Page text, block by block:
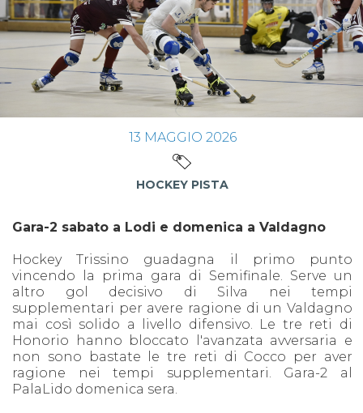
13 MAGGIO 2026
HOCKEY PISTA
Gara-2 sabato a Lodi e domenica a Valdagno
Hockey Trissino guadagna il primo punto
vincendo la prima gara di Semifinale. Serve un
altro gol decisivo di Silva nei tempi
supplementari per avere ragione di un Valdagno
mai così solido a livello difensivo. Le tre reti di
Honorio hanno bloccato l'avanzata avversaria e
non sono bastate le tre reti di Cocco per aver
ragione nei tempi supplementari. Gara-2 al
PalaLido domenica sera.